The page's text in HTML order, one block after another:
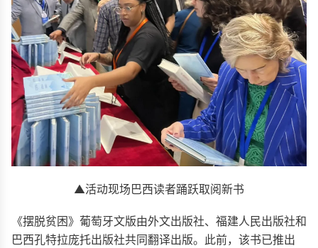
▲活动现场巴西读者踊跃取阅新书
《摆脱贫困》葡萄牙文版由外文出版社、福建人民出版社和
巴西孔特拉庞托出版社共同翻译出版。此前，该书已推出